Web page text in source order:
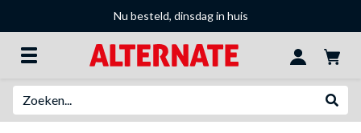
Nu besteld, dinsdag in huis